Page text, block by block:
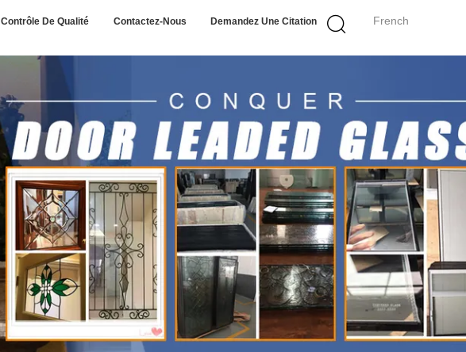
French
Contrôle De Qualité Contactez-Nous Demandez Une Citation